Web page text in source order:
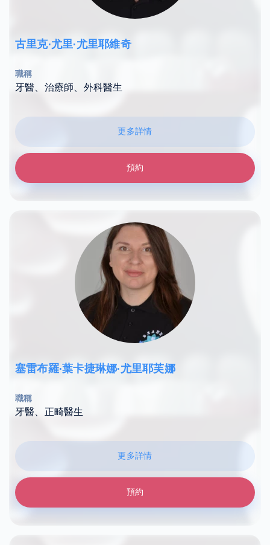
古里克·尤里·尤里耶維奇
職稱
牙醫、治療師、外科醫生
更多詳情
預約
塞雷布羅·葉卡捷琳娜·尤里耶芙娜
職稱
牙醫、正畸醫生
更多詳情
預約